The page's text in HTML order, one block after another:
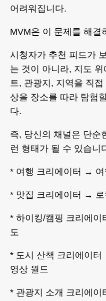
어려워집니다.
MVM은 이 문제를 해결
시청자가 추천 피드가
는 것이 아니라, 지도
트, 관광지, 지역을 직
상을 장소를 따라 탐험
다.
즉, 당신의 채널은 단순
런 형태가 될 수 있습니
* 여행 크리에이터 → 여
* 맛집 크리에이터 → 로
* 하이킹/캠핑 크리에이
도
* 도시 산책 크리에이
영상 월드
* 관광지 소개 크리에